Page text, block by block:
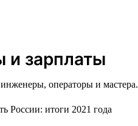
и зарплаты
операторы и мастера.